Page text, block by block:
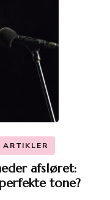
afsløret:
tone?